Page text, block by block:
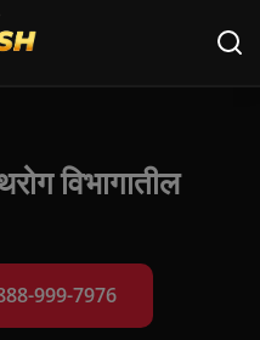
विभागातील
999-7976